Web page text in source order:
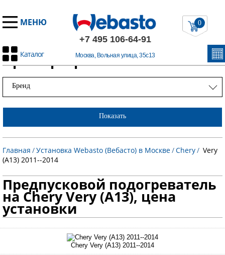
МЕНЮ
+7 495 106-64-91
Москва, Вольная улица, 35с13
Каталог
0
Примеры работ
Бренд
Показать
Главная /Установка Webasto (Вебасто) в Москве/Chery/ Very
(A13) 2011--2014
Предпусковой подогреватель
на Chery Very (A13), цена
установки
Chery Very (A13) 2011--2014